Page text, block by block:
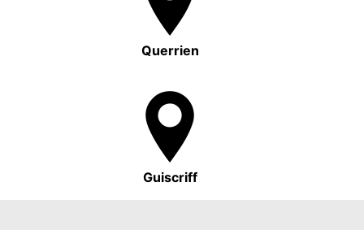
Querrien
Guiscriff